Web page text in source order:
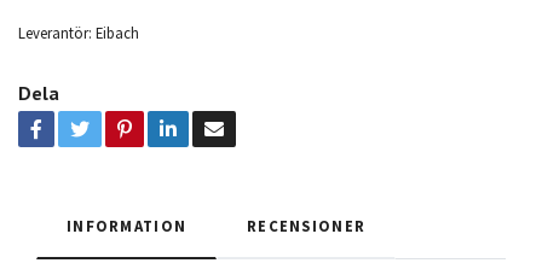
Leverantör: Eibach
Dela
INFORMATION RECENSIONER